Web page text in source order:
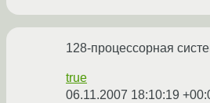
128-процессорная
true
06.11.2007 18:10:19